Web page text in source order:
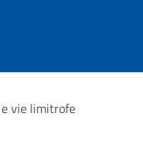
vie limitrofe